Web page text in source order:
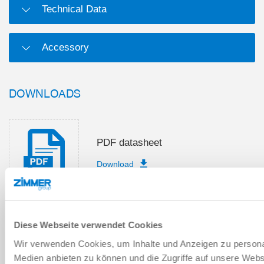
Diese Webseite verwendet Cookies
Wir verwenden Cookies, um Inhalte und Anzeigen zu
Medien anbieten zu können und die Zugriffe auf unsere
Technical Data
Accessory
DOWNLOADS
PDF datasheet
Download
Installation and operating
instructions